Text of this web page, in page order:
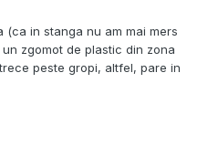
(ca in stanga nu am mai mers
zgomot de plastic din zona
peste gropi, altfel, pare in